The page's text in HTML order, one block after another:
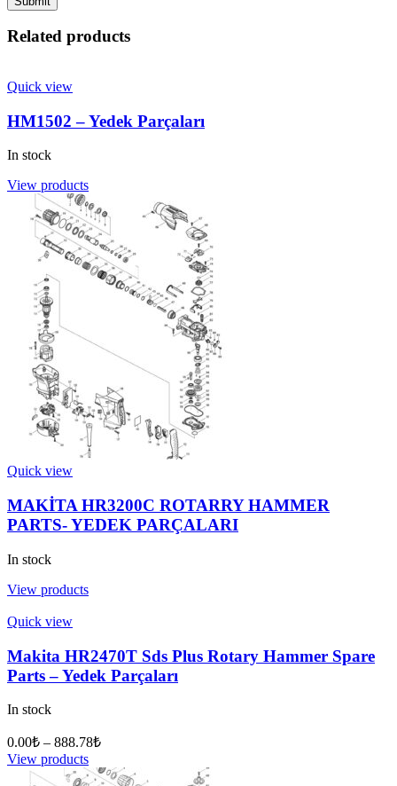
Related products
Quick view
HM1502 – Yedek Parçaları
In stock
View products
Quick view
MAKİTA HR3200C ROTARRY HAMMER
PARTS- YEDEK PARÇALARI
In stock
View products
Quick view
Makita HR2470T Sds Plus Rotary Hammer Spare
Parts – Yedek Parçaları
In stock
0.00₺ – 888.78₺
View products